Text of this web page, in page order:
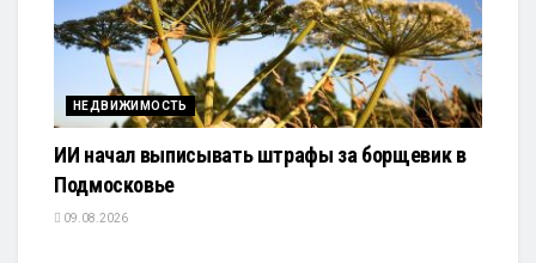
НЕДВИЖИМОСТЬ
ИИ начал выписывать штрафы за борщевик в
Подмосковье
09.08.2026